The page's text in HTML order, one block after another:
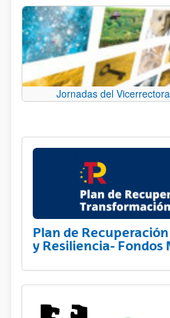
Jornadas del
Plan de
y Resiliencia- Fondos